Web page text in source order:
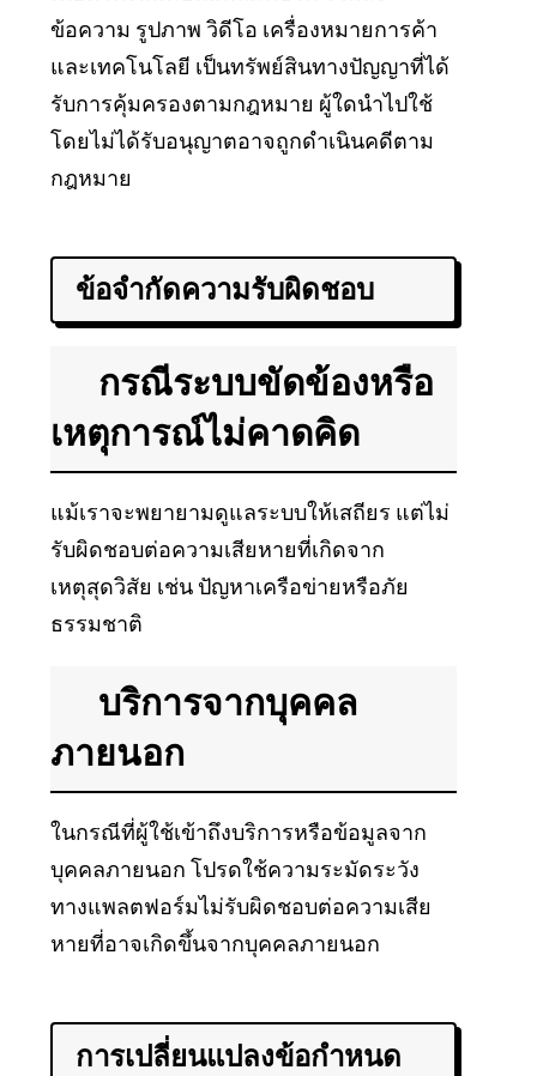
ข้อความ รูปภาพ วิดีโอ เครื่องหมายการค้า
และเทคโนโลยี เป็นทรัพย์สินทางปัญญาที่ได้
รับการคุ้มครองตามกฎหมาย ผู้ใดนำไปใช้
โดยไม่ได้รับอนุญาตอาจถูกดำเนินคดีตาม
กฎหมาย
ข้อจำกัดความรับผิดชอบ
กรณีระบบขัดข้องหรือ
เหตุการณ์ไม่คาดคิด
แม้เราจะพยายามดูแลระบบให้เสถียร แต่ไม่
รับผิดชอบต่อความเสียหายที่เกิดจาก
เหตุสุดวิสัย เช่น ปัญหาเครือข่ายหรือภัย
ธรรมชาติ
บริการจากบุคคล
ภายนอก
ในกรณีที่ผู้ใช้เข้าถึงบริการหรือข้อมูลจาก
บุคคลภายนอก โปรดใช้ความระมัดระวัง
ทางแพลตฟอร์มไม่รับผิดชอบต่อความเสีย
หายที่อาจเกิดขึ้นจากบุคคลภายนอก
การเปลี่ยนแปลงข้อกำหนด